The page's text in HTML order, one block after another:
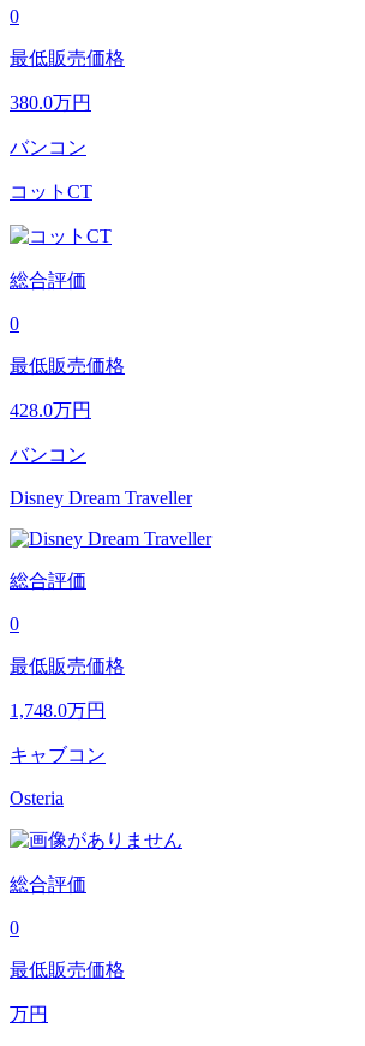
0
最低販売価格
380.0万円
バンコン
コットCT
総合評価
0
最低販売価格
428.0万円
バンコン
Disney Dream Traveller
総合評価
0
最低販売価格
1,748.0万円
キャブコン
Osteria
総合評価
0
最低販売価格
万円